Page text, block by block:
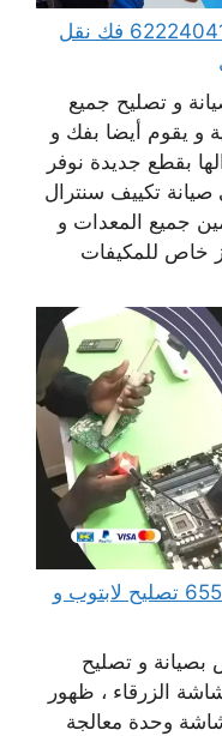
فني تكييف مركزي هندي الكويت 62224041 فك نقل
و تصليح جميع
و يقوم أيضا بفك و
بقطع جديدة نوفر
تكييف سنترال
جميع المعدات و
خاص للمكيفات
مهندس كمبيوتر النويصيب 65511033 تصليح لابتوب و
و تصليح
الزرقاء ، ظهور
وحدة معالجة